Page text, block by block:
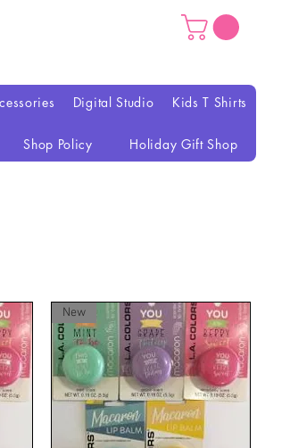
Digital Studio Kids T Shirts
Shop Policy Holiday Gift Shop
New